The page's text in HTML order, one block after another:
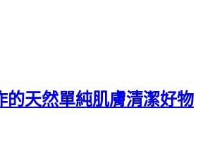
的天然單純肌膚清潔好物